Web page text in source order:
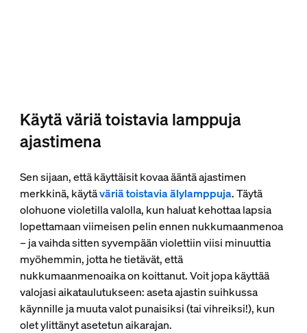
Käytä väriä toistavia lamppuja
ajastimena
Sen sijaan, että käyttäisit kovaa ääntä ajastimen
merkkinä, käytäväriä toistavia älylamppuja. Täytä
olohuone violetilla valolla, kun haluat kehottaa lapsia
lopettamaan viimeisen pelin ennen nukkumaanmenoa
– ja vaihda sitten syvempään violettiin viisi minuuttia
myöhemmin, jotta he tietävät, että
nukkumaanmenoaika on koittanut. Voit jopa käyttää
valojasi aikataulutukseen: aseta ajastin suihkussa
käynnille ja muuta valot punaisiksi (tai vihreiksi!), kun
olet ylittänyt asetetun aikarajan.